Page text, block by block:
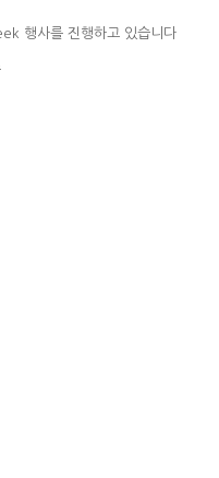
행사를 진행하고 있습니다